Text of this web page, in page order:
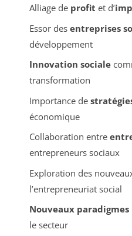
Alliage de profit et d’
Essor des entreprises
développement
Innovation sociale
transformation
Importance de
économique
Collaboration entre
entrepreneurs sociaux
Exploration des
l’entrepreneuriat social
Nouveaux paradigmes
le secteur